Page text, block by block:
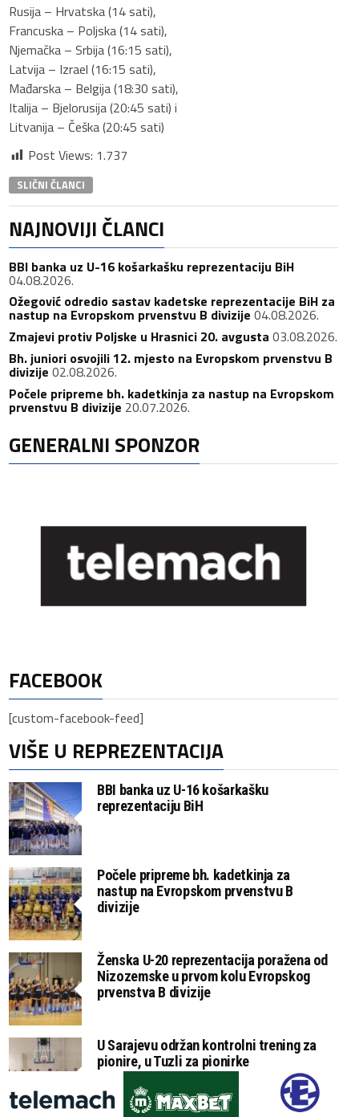
Rusija – Hrvatska (14 sati),
Francuska – Poljska (14 sati),
Njemačka – Srbija (16:15 sati),
Latvija – Izrael (16:15 sati),
Mađarska – Belgija (18:30 sati),
Italija – Bjelorusija (20:45 sati) i
Litvanija – Češka (20:45 sati)
Post Views: 1.737
SLIČNI ČLANCI
NAJNOVIJI ČLANCI
BBI banka uz U-16 košarkašku reprezentaciju BiH
04.08.2026.
Ožegović odredio sastav kadetske reprezentacije BiH za
nastup na Evropskom prvenstvu B divizije 04.08.2026.
Zmajevi protiv Poljske u Hrasnici 20. avgusta 03.08.2026.
Bh. juniori osvojili 12. mjesto na Evropskom prvenstvu B
divizije 02.08.2026.
Počele pripreme bh. kadetkinja za nastup na Evropskom
prvenstvu B divizije 20.07.2026.
GENERALNI SPONZOR
FACEBOOK
[custom-facebook-feed]
VIŠE U REPREZENTACIJA
BBI banka uz U-16 košarkašku
reprezentaciju BiH
Počele pripreme bh. kadetkinja za
nastup na Evropskom prvenstvu B
divizije
Ženska U-20 reprezentacija poražena od
Nizozemske u prvom kolu Evropskog
prvenstva B divizije
U Sarajevu održan kontrolni trening za
pionire, u Tuzli za pionirke